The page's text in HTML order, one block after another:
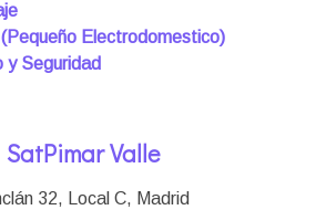
Electrodomestico)
y Seguridad
SatPimar Valle
32, Local C, Madrid